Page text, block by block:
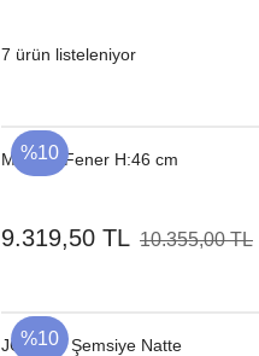
7 ürün listeleniyor
%10
Madras Fener H:46 cm
9.319,50 TL 10.355,00 TL
%10
JCP 102 Şemsiye Natte